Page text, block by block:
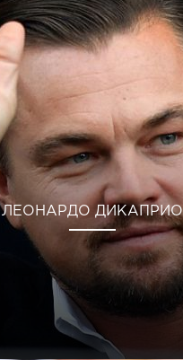
ЛЕОНАРДО ДИКАПРИО